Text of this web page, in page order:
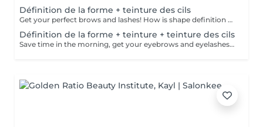
Définition de la forme + teinture des cils
Get your perfect brows and lashes! How is shape definition + lash tinting done? - consultation is performed - brows are washed - excess hair is removed with wax - excess hair is removed with tweezers - brows are styled - lashes are washed - patches are applied - tinting is performed - patches are removed Age restrictions: recommended to do from 12 years. Post procedure recommendations: do not put makeup on the skin near the brows 4 hours after the procedure. Frequency: once in 3-4 weeks.
Définition de la forme + teinture + teinture des cils
Save time in the morning, get your eyebrows and eyelashes done! How is the shape definition + tinting + lash tinting done? - consultation is performed - brows are washed - excess hair is removed with wax - excess hair is removed with tweezers - tinting is performed - excess paint is removed - lashes are washed - patches are applied - tinting is performed - patches are removed Age restrictions: recommended age from 14 years. Post procedure recommendations: do not wash brows and lashes, do not put on makeup for 12 hours. Frequency: once in 3-4 weeks.